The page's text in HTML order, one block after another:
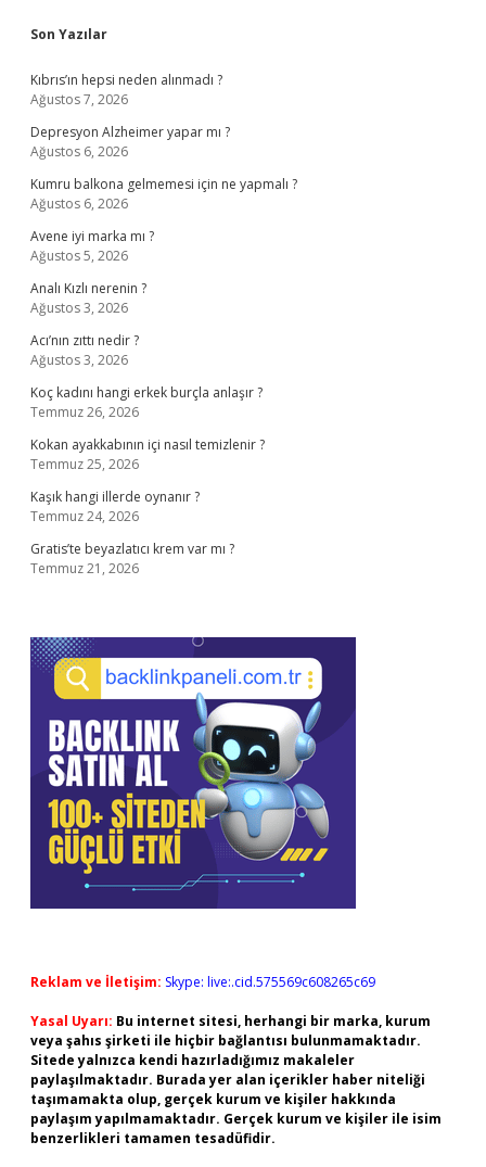
Sidebar
Son Yazılar
Kıbrıs’ın hepsi neden alınmadı ?
Ağustos 7, 2026
Depresyon Alzheimer yapar mı ?
Ağustos 6, 2026
Kumru balkona gelmemesi için ne yapmalı ?
Ağustos 6, 2026
Avene iyi marka mı ?
Ağustos 5, 2026
Analı Kızlı nerenin ?
Ağustos 3, 2026
Acı’nın zıttı nedir ?
Ağustos 3, 2026
Koç kadını hangi erkek burçla anlaşır ?
Temmuz 26, 2026
Kokan ayakkabının içi nasıl temizlenir ?
Temmuz 25, 2026
Kaşık hangi illerde oynanır ?
Temmuz 24, 2026
Gratis’te beyazlatıcı krem var mı ?
Temmuz 21, 2026
Reklam ve İletişim: Skype: live:.cid.575569c608265c69
Yasal Uyarı: Bu internet sitesi, herhangi bir marka, kurum
veya şahıs şirketi ile hiçbir bağlantısı bulunmamaktadır.
Sitede yalnızca kendi hazırladığımız makaleler
paylaşılmaktadır. Burada yer alan içerikler haber niteliği
taşımamakta olup, gerçek kurum ve kişiler hakkında
paylaşım yapılmamaktadır. Gerçek kurum ve kişiler ile isim
benzerlikleri tamamen tesadüfidir.